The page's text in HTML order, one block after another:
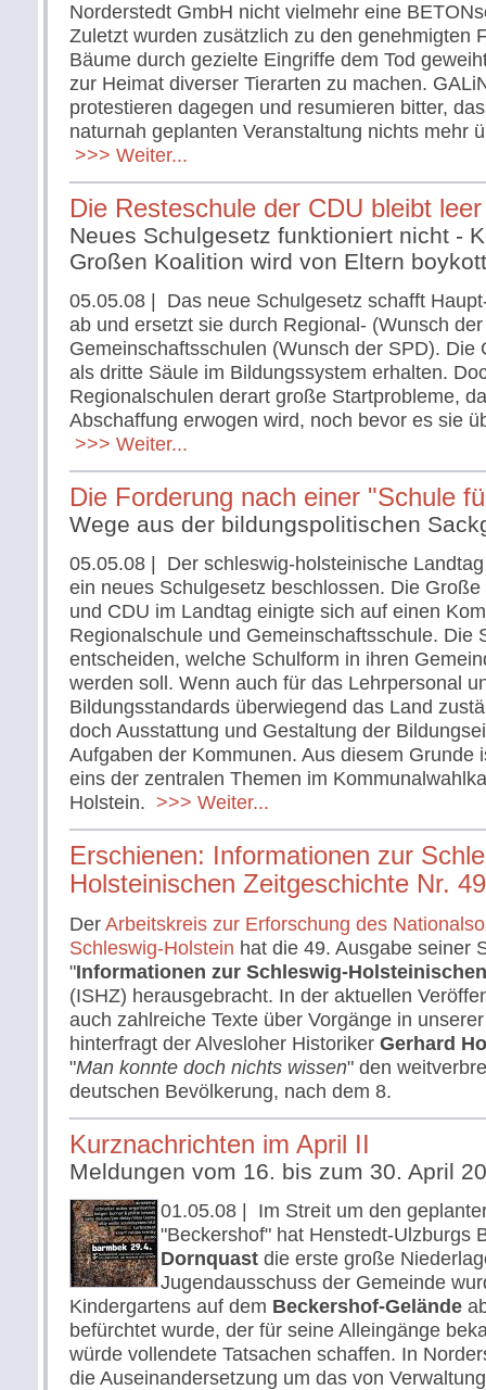
Norderstedt GmbH nicht vielmehr eine
Zuletzt wurden zusätzlich zu den genehmigten
Bäume durch gezielte Eingriffe dem Tod
zur Heimat diverser Tierarten zu machen.
protestieren dagegen und resumieren bitter,
naturnah geplanten Veranstaltung nichts mehr
>>> Weiter...
Die Resteschule der CDU bleibt leer
Neues Schulgesetz funktioniert nicht -
Großen Koalition wird von Eltern
05.05.08 | Das neue Schulgesetz schafft
ab und ersetzt sie durch Regional- (Wunsch
Gemeinschaftsschulen (Wunsch der SPD). Die
als dritte Säule im Bildungssystem erhalten.
Regionalschulen derart große Startprobleme,
Abschaffung erwogen wird, noch bevor es sie
>>> Weiter...
Die Forderung nach einer "Schule
Wege aus der bildungspolitischen
05.05.08 | Der schleswig-holsteinische
ein neues Schulgesetz beschlossen. Die
und CDU im Landtag einigte sich auf einen
Regionalschule und Gemeinschaftsschule. Die
entscheiden, welche Schulform in ihren
werden soll. Wenn auch für das Lehrpersonal
Bildungsstandards überwiegend das Land
doch Ausstattung und Gestaltung der
Aufgaben der Kommunen. Aus diesem Grunde
eins der zentralen Themen im
Holstein. >>> Weiter...
Erschienen: Informationen zur
Holsteinischen Zeitgeschichte Nr. 49
Der Arbeitskreis zur Erforschung des
Schleswig-Holstein hat die 49. Ausgabe seiner
"Informationen zur Schleswig-
(ISHZ) herausgebracht. In der aktuellen
auch zahlreiche Texte über Vorgänge in
hinterfragt der Alvesloher Historiker Gerhard
"Man konnte doch nichts wissen" den
deutschen Bevölkerung, nach dem 8.
Kurznachrichten im April II
Meldungen vom 16. bis zum 30. April
01.05.08 | Im Streit um den
"Beckershof" hat Henstedt-Ulzburgs
Dornquast die erste große
Jugendausschuss der Gemeinde
Kindergartens auf dem Beckershof-Gelände
befürchtet wurde, der für seine Alleingänge
würde vollendete Tatsachen schaffen. In
die Auseinandersetzung um das von